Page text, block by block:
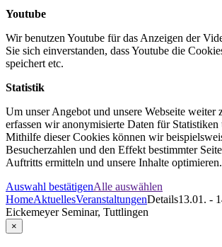
Youtube
Wir benutzen Youtube für das Anzeigen der
Sie sich einverstanden, dass Youtube die
speichert etc.
Statistik
Um unser Angebot und unsere Webseite weiter
erfassen wir anonymisierte Daten für Statistiken
Mithilfe dieser Cookies können wir
Besucherzahlen und den Effekt bestimmter
Auftritts ermitteln und unsere Inhalte optimieren.
Auswahl bestätigenAlle auswählen
HomeAktuellesVeranstaltungenDetails13.01. -
Eickemeyer Seminar, Tuttlingen
×